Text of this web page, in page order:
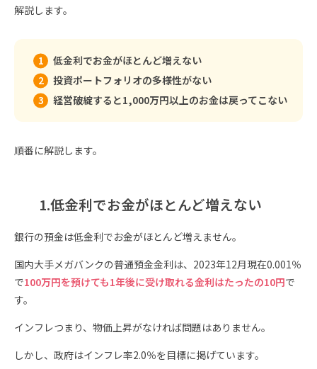
解説します。
低金利でお金がほとんど増えない
投資ポートフォリオの多様性がない
経営破綻すると1,000万円以上のお金は戻ってこない
順番に解説します。
1.低金利でお金がほとんど増えない
銀行の預金は低金利でお金がほとんど増えません。
国内大手メガバンクの普通預金金利は、2023年12月現在0.001％
で100万円を預けても1年後に受け取れる金利はたったの10円で
す。
インフレつまり、物価上昇がなければ問題はありません。
しかし、政府はインフレ率2.0％を目標に掲げています。